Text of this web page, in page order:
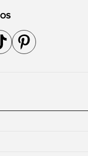
Instagram
gente no YouTube
a gente no TikTok
Acompanhe a gente no